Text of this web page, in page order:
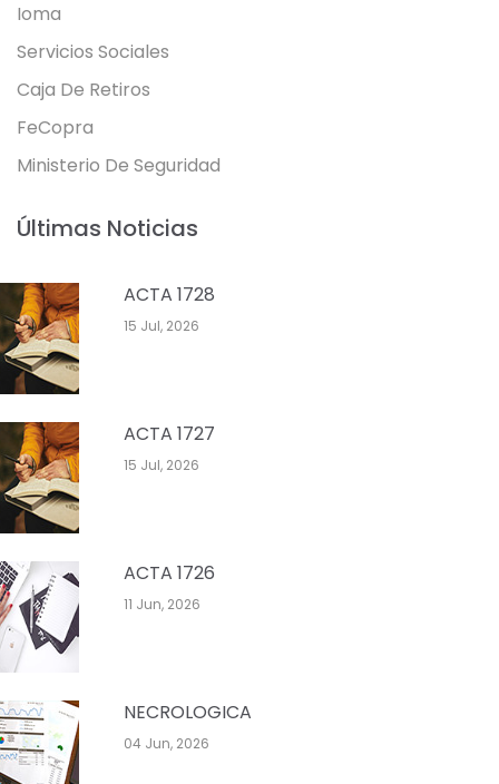
Ioma
Servicios Sociales
Caja De Retiros
FeCopra
Ministerio De Seguridad
Últimas Noticias
ACTA 1728
15 Jul, 2026
ACTA 1727
15 Jul, 2026
ACTA 1726
11 Jun, 2026
NECROLOGICA
04 Jun, 2026